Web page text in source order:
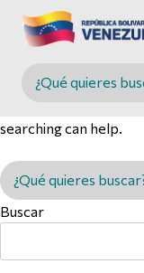
Buscar en
searching can help.
Buscar en MINCYT
Buscar